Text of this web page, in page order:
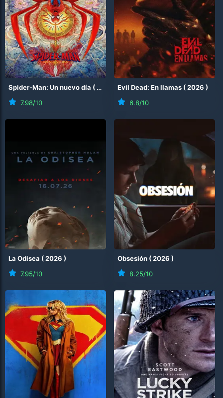
Spider-Man: Un nuevo día ( 2026
7.98/10
Evil Dead: En llamas (2026 )
6.8/10
La Odisea (2026 )
7.95/10
Obsesión (2026 )
8.25/10